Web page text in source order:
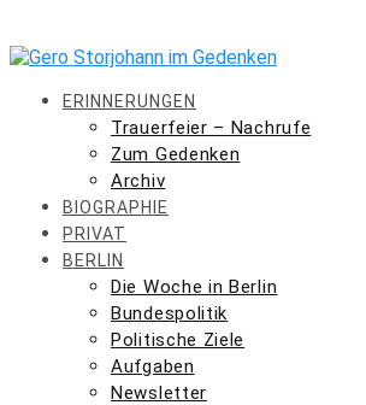
to
content
ERINNERUNGEN
Trauerfeier – Nachrufe
Zum Gedenken
Archiv
BIOGRAPHIE
PRIVAT
BERLIN
Die Woche in Berlin
Bundespolitik
Politische Ziele
Aufgaben
Newsletter